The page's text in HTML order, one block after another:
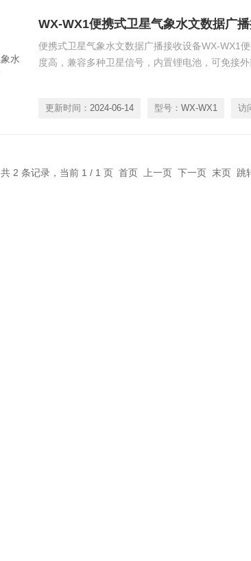
WX-WX1便携式卫星气象水文数据广
便携式卫星气象水文数据广播接收设备WX-WX1
度高，兼容多种卫星信号，内置锂电池，可免接
更新时间： 2024-06-14 型号： WX-WX1 访
共 2 条记录，当前 1 / 1 页 首页 上一页 下一页 末页 跳